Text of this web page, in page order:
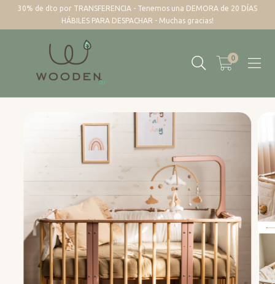
30% de dto por TRANSFERENCIA - Tenemos una DEMORA de 20 DÍAS
HÁBILES PARA DESPACHAR - Muchas gracias!
0